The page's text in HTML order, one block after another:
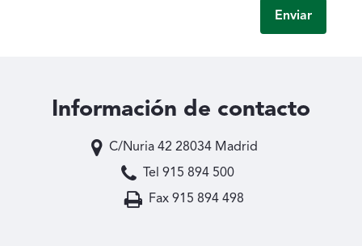
Enviar
Información de contacto
C/Nuria 42 28034 Madrid
Tel 915 894 500
Fax 915 894 498